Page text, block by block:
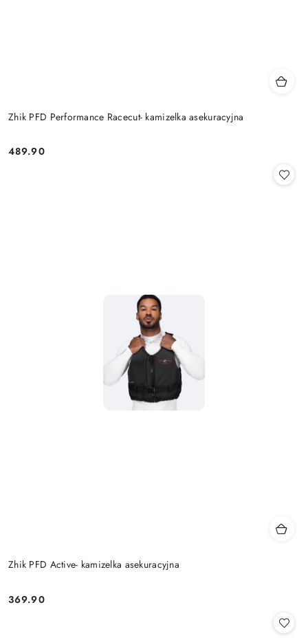
Zhik PFD Performance Racecut- kamizelka asekuracyjna
Cena:
489.90
Zhik PFD Active- kamizelka asekuracyjna
Cena:
369.90